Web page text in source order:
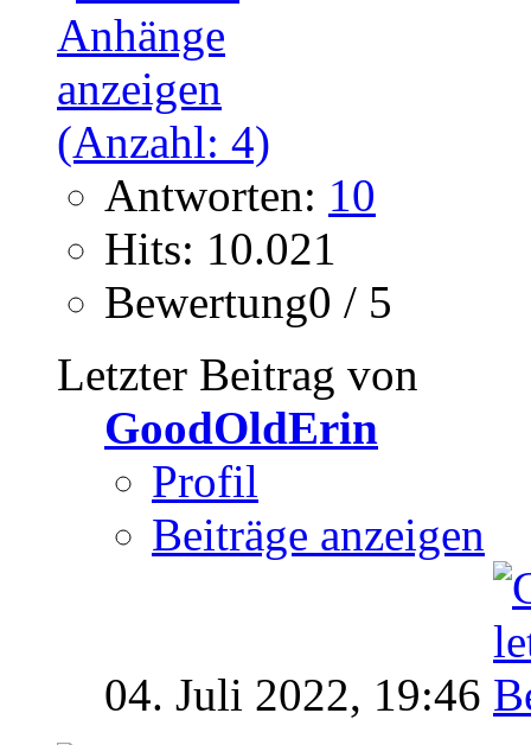
Antworten: 10
Hits: 10.021
Bewertung0 / 5
Letzter Beitrag von
GoodOldErin
Profil
Beiträge anzeigen
04. Juli 2022, 19:46